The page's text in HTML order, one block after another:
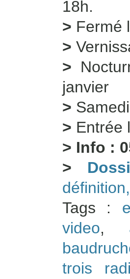
18h.
> Fermé
>
>
janvier
>
> Entrée
> Info :
>
Tags :
video,
trois